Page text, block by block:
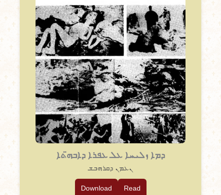
ܕܡܐ ܙܠܝܚܐ ܥܠ ܥܦܪܐ ܕܐܒܗ̈ܬܐ
ܢܥܡܢ ܕܩܪܗܒܫ
Read
Download